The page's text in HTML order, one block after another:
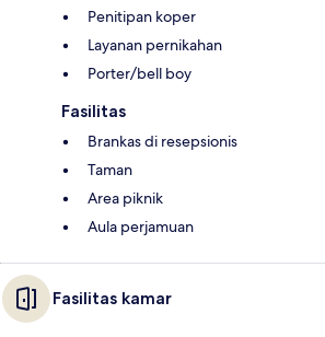
Penitipan koper
Layanan pernikahan
Porter/bell boy
Fasilitas
Brankas di resepsionis
Taman
Area piknik
Aula perjamuan
Fasilitas kamar